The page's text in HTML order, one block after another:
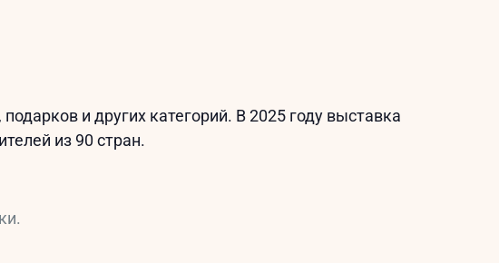
и других категорий. В 2025 году выставка
из 90 стран.